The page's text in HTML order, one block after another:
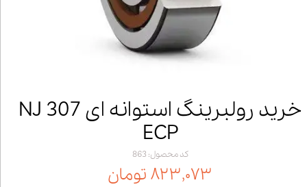
خرید رولبرینگ استوانه ای NJ 307
ECP
کد محصول: 863
۸۲۳,۰۷۳ تومان